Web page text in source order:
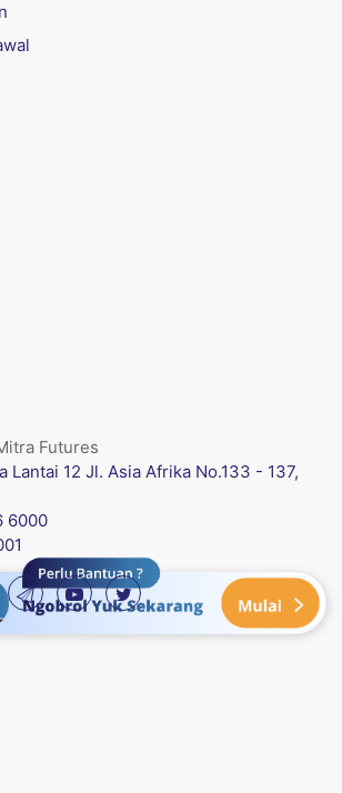
Futures
Lantai 12 Jl. Asia Afrika No.133 - 137,
6000